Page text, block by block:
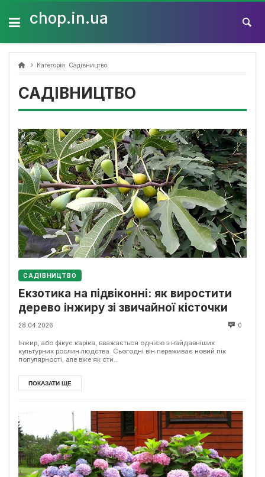
content
chop.in.ua
Категорія: Садівництво
САДІВНИЦТВО
САДІВНИЦТВО
Екзотика на підвіконні: як виростити
дерево інжиру зі звичайної кісточки
28.04.2026 0
Інжир, або фікус каріка, вважається однією з найдавніших
культурних рослин людства. Сьогодні він переживає новий пік
популярності, але вже як сти...
ПОКАЗАТИ ЩЕ